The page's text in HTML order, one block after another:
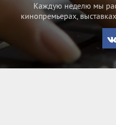
Каждую неделю мы
кинопремьерах,